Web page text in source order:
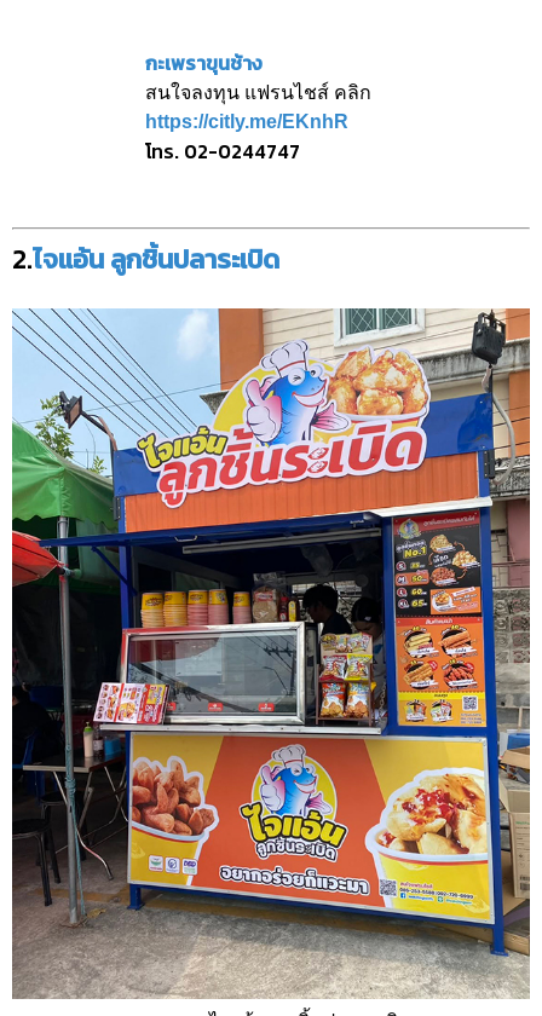
กะเพราขุนช้าง
สนใจลงทุน แฟรนไชส์ คลิก
https://citly.me/EKnhR
โทร. 02-0244747
2.ไจแอ้น ลูกชิ้นปลาระเบิด